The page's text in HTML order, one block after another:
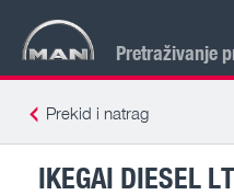
Pretraživanje
Prekid i natrag
IKEGAI DIESEL